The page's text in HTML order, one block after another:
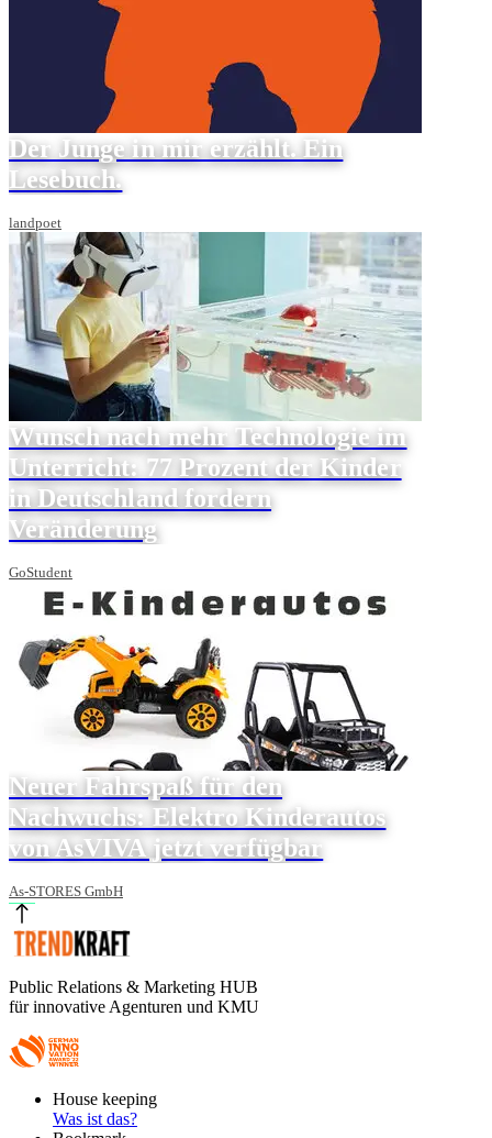
Der Junge in mir erzählt. Ein
Lesebuch.
landpoet
Wunsch nach mehr Technologie im
Unterricht: 77 Prozent der Kinder
in Deutschland fordern
Veränderung
GoStudent
Neuer Fahrspaß für den
Nachwuchs: Elektro Kinderautos
von AsVIVA jetzt verfügbar
As-STORES GmbH
Public Relations & Marketing HUB
für innovative Agenturen und KMU
FooterHouse keeping
Was ist das?